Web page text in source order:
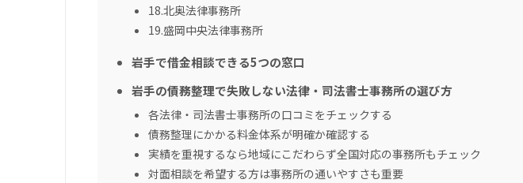
18.北奥法律事務所
19.盛岡中央法律事務所
岩手で借金相談できる5つの窓口
岩手の債務整理で失敗しない法律・司法書士事務所の選び方
各法律・司法書士事務所の口コミをチェックする
債務整理にかかる料金体系が明確か確認する
実績を重視するなら地域にこだわらず全国対応の事務所もチェック
対面相談を希望する方は事務所の通いやすさも重要